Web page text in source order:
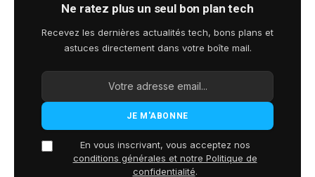
Ne ratez plus un seul bon plan tech
Recevez les dernières actualités tech, bons plans et
astuces directement dans votre boîte mail.
En vous inscrivant, vous acceptez nos
conditions générales et notre Politique de
confidentialité.